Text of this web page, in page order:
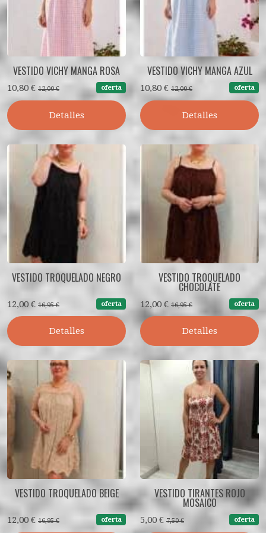
VESTIDO VICHY MANGA ROSA
10,80 € 12,00 € oferta
Detalles
VESTIDO VICHY MANGA AZUL
10,80 € 12,00 € oferta
Detalles
VESTIDO TROQUELADO NEGRO
12,00 € 16,95 € oferta
Detalles
VESTIDO TROQUELADO
CHOCOLATE
12,00 € 16,95 € oferta
Detalles
VESTIDO TROQUELADO BEIGE
12,00 € 16,95 € oferta
VESTIDO TIRANTES ROJO
MOSAICO
5,00 € 7,50 € oferta